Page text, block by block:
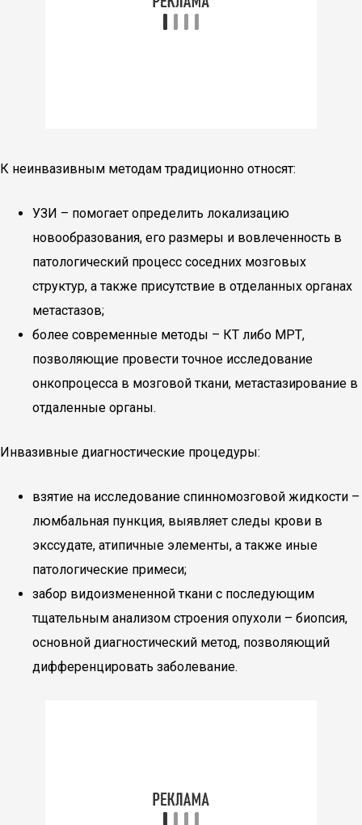
К неинвазивным методам традиционно относят:
УЗИ – помогает определить локализацию
новообразования, его размеры и вовлеченность в
патологический процесс соседних мозговых
структур, а также присутствие в отделанных органах
метастазов;
более современные методы – КТ либо МРТ,
позволяющие провести точное исследование
онкопроцесса в мозговой ткани, метастазирование в
отдаленные органы.
Инвазивные диагностические процедуры:
взятие на исследование спинномозговой жидкости –
люмбальная пункция, выявляет следы крови в
экссудате, атипичные элементы, а также иные
патологические примеси;
забор видоизмененной ткани с последующим
тщательным анализом строения опухоли – биопсия,
основной диагностический метод, позволяющий
дифференцировать заболевание.